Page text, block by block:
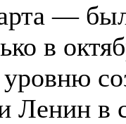
—
в
уровню
Ленин в